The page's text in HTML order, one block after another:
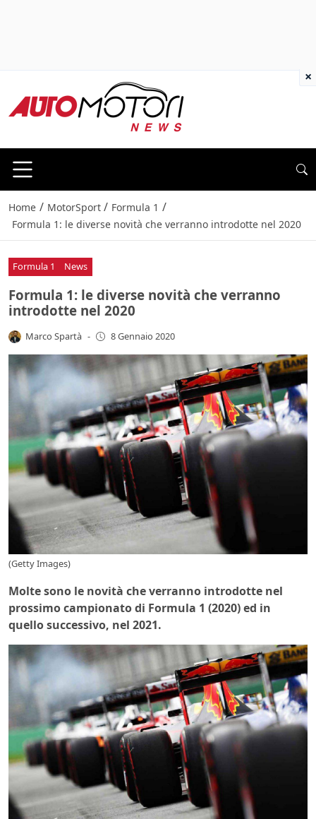
Home / MotorSport / Formula 1 /
Formula 1: le diverse novità che verranno introdotte nel 2020
Formula 1 News
Formula 1: le diverse novità che verranno
introdotte nel 2020
Marco Spartà - 8 Gennaio 2020
(Getty Images)
Molte sono le novità che verranno introdotte nel
prossimo campionato di Formula 1 (2020) ed in
quello successivo, nel 2021.
×